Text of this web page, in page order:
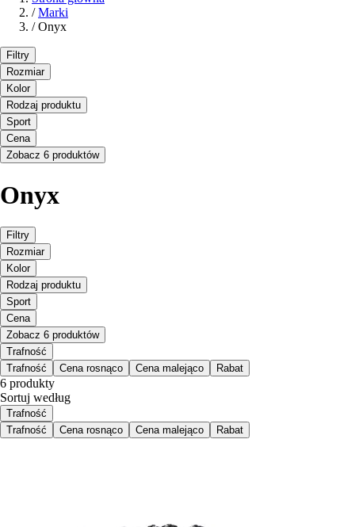
/ Marki
/ Onyx
Filtry
Rozmiar
Kolor
Rodzaj produktu
Sport
Cena
Zobacz 6 produktów
Onyx
Filtry
Rozmiar
Kolor
Rodzaj produktu
Sport
Cena
Zobacz 6 produktów
Trafność
Trafność
Cena rosnąco Cena malejąco Rabat
6 produkty
Sortuj według
Trafność
Trafność
Cena rosnąco Cena malejąco Rabat